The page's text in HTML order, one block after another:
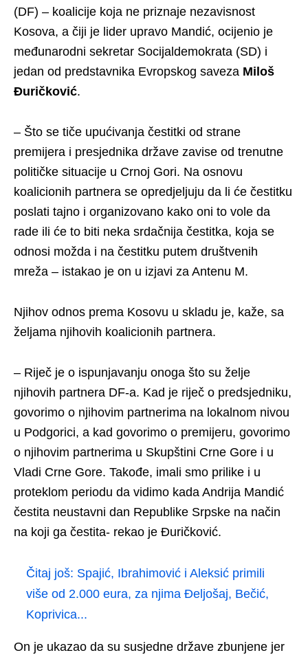
(DF) – koalicije koja ne priznaje nezavisnost
Kosova, a čiji je lider upravo Mandić, ocijenio je
međunarodni sekretar Socijaldemokrata (SD) i
jedan od predstavnika Evropskog saveza Miloš
Đuričković.
– Što se tiče upućivanja čestitki od strane
premijera i presjednika države zavise od trenutne
političke situacije u Crnoj Gori. Na osnovu
koalicionih partnera se opredjeljuju da li će čestitku
poslati tajno i organizovano kako oni to vole da
rade ili će to biti neka srdačnija čestitka, koja se
odnosi možda i na čestitku putem društvenih
mreža – istakao je on u izjavi za Antenu M.
Njihov odnos prema Kosovu u skladu je, kaže, sa
željama njihovih koalicionih partnera.
– Riječ je o ispunjavanju onoga što su želje
njihovih partnera DF-a. Kad je riječ o predsjedniku,
govorimo o njihovim partnerima na lokalnom nivou
u Podgorici, a kad govorimo o premijeru, govorimo
o njihovim partnerima u Skupštini Crne Gore i u
Vladi Crne Gore. Takođe, imali smo prilike i u
proteklom periodu da vidimo kada Andrija Mandić
čestita neustavni dan Republike Srpske na način
na koji ga čestita- rekao je Đuričković.
Čitaj još: Spajić, Ibrahimović i Aleksić primili
više od 2.000 eura, za njima Đeljošaj, Bečić,
Koprivica...
On je ukazao da su susjedne države zbunjene jer